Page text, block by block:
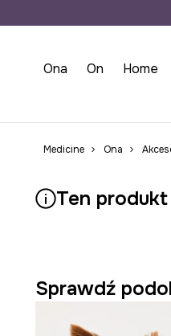
Ona On Home
Medicine Ona
Ten
Sprawdź